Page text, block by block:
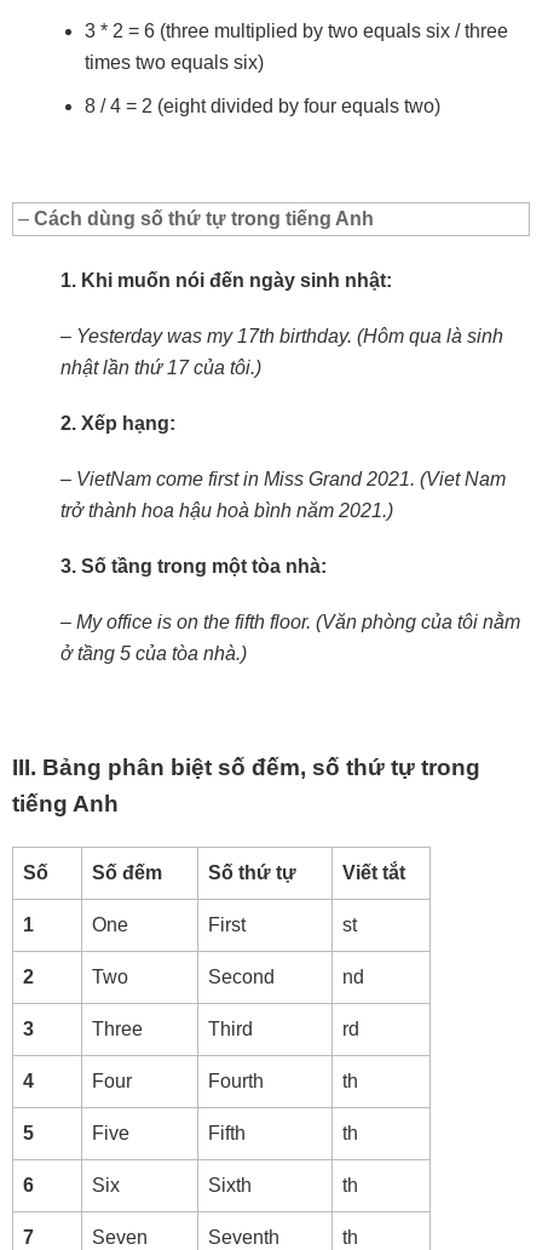
3 * 2 = 6 (three multiplied by two equals six / three
times two equals six)
8 / 4 = 2 (eight divided by four equals two)
– Cách dùng số thứ tự trong tiếng Anh
1. Khi muốn nói đến ngày sinh nhật:
– Yesterday was my 17th birthday. (Hôm qua là sinh
nhật lần thứ 17 của tôi.)
2. Xếp hạng:
– VietNam come first in Miss Grand 2021. (Viet Nam
trở thành hoa hậu hoà bình năm 2021.)
3. Số tầng trong một tòa nhà:
– My office is on the fifth floor. (Văn phòng của tôi nằm
ở tầng 5 của tòa nhà.)
III. Bảng phân biệt số đếm, số thứ tự trong
tiếng Anh
Số Số đếm Số thứ tự Viết tắt
1 One First st
2 Two Second nd
3 Three Third rd
4 Four Fourth th
5 Five Fifth th
6 Six Sixth th
7 Seven Seventh th